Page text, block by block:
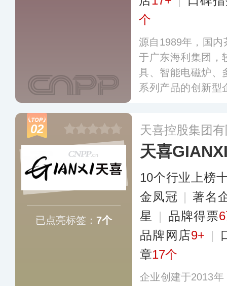
个
源自1989年，国
于广东海利集团，
具、智能电磁炉、
系列产品的创新型
三线城市。更多
02
已点亮标签： 7个
天喜控股集团
天喜
10个行业上榜
金凤冠 | 著名
星
| 品牌得票
品牌网店9+ |
章17个
企业创建于2013